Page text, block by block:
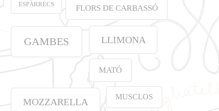
ESPÀRRECS FLORS DE CARBASSÓ
GAMBES LLIMONA
MATÓ
MOZZARELLA MUSCLOS